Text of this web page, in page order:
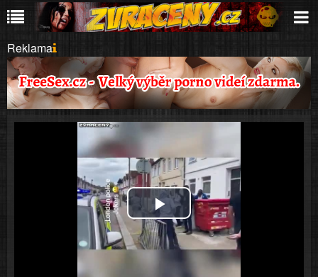
Reklama
Play
Video